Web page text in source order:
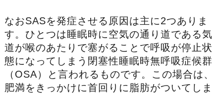
なおSASを発症させる原因は主に2つありま
す。ひとつは睡眠時に空気の通り道である気
道が喉のあたりで塞がることで呼吸が停止状
態になってしまう閉塞性睡眠時無呼吸症候群
（OSA）と言われるものです。この場合は、
肥満をきっかけに首回りに脂肪がついてしま